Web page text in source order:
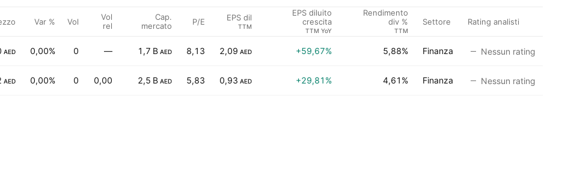
Var % Vol
Vol
rel
Cap.
mercato
P/E EPS dil
TTM
EPS diluito
crescita
TTM YoY
Rendimento
div %
TTM
Settore Rating analisti
AED 0,00% 0 — 1,7 B AED 8,13 2,09 AED +59,67% 5,88% Finanza Nessun rating
AED 0,00% 0 0,00 2,5 B AED 5,83 0,93 AED +29,81% 4,61% Finanza Nessun rating